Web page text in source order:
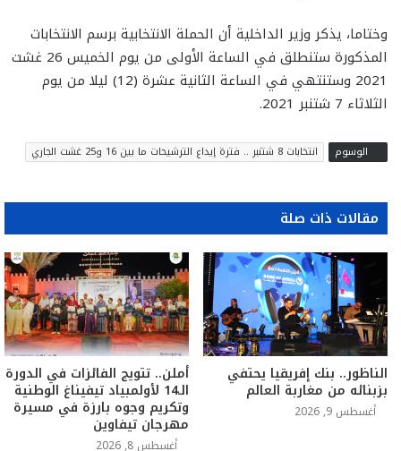
وختاما، يذكر وزير الداخلية أن الحملة الانتخابية برسم الانتخابات
المذكورة ستنطلق في الساعة الأولى من يوم الخميس 26 غشت
2021 وستنتهي في الساعة الثانية عشرة (12) ليلا من يوم
الثلاثاء 7 شتنبر 2021.
الوسوم انتخابات 8 شتنبر .. فترة إيداع الترشيحات ما بين 16 و25 غشت الجاري
مقالات ذات صلة
الناظور.. بنك إفريقيا يحتفي
بزبنائه من مغاربة العالم
أغسطس 9, 2026
أملن.. تتويج الفائزات في الدورة
الـ14 لأولمبياد تيفيناغ الوطنية
وتكريم وجوه بارزة في مسيرة
مهرجان تيفاوين
أغسطس 8, 2026